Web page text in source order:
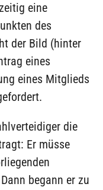
eine
des
der Bild (hinter
eines
eines Mitglieds
die
Er müsse
begann er zu